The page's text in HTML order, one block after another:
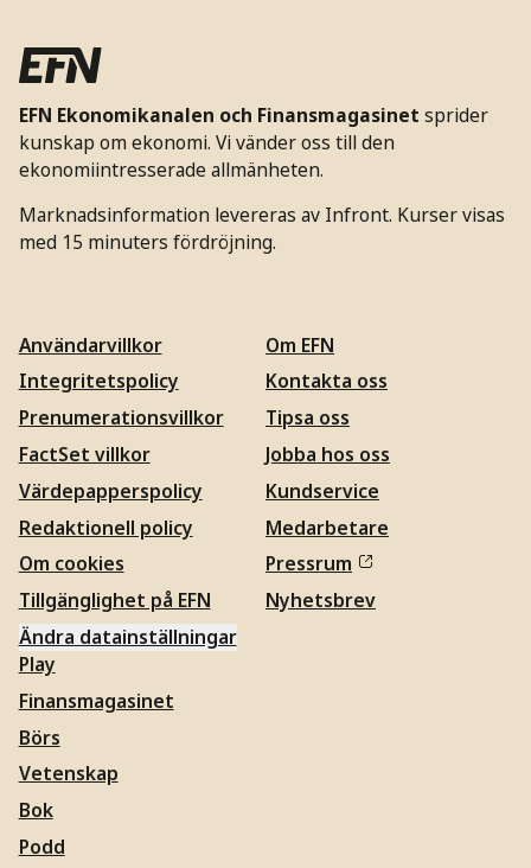
EFN Ekonomikanalen och Finansmagasinet sprider
kunskap om ekonomi. Vi vänder oss till den
ekonomiintresserade allmänheten.
Marknadsinformation levereras av Infront. Kurser visas
med 15 minuters fördröjning.
Användarvillkor
Integritetspolicy
Prenumerationsvillkor
FactSet villkor
Värdepapperspolicy
Redaktionell policy
Om cookies
Tillgänglighet på EFN
Ändra datainställningar
Om EFN
Kontakta oss
Tipsa oss
Jobba hos oss
Kundservice
Medarbetare
Pressrum
Nyhetsbrev
Play
Finansmagasinet
Börs
Vetenskap
Bok
Podd